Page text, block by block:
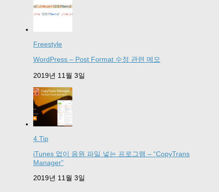
Freestyle
WordPress – Post Format 수정 관련 메모
2019년 11월 3일
4.Tip
iTunes 없이 음원 파일 넣는 프로그램 – “CopyTrans
Manager”
2019년 11월 3일